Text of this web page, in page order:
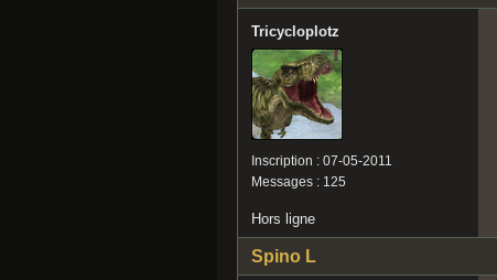
Tricycloplotz
Inscription : 07-05-2011
Messages : 125
Hors ligne
Spino L